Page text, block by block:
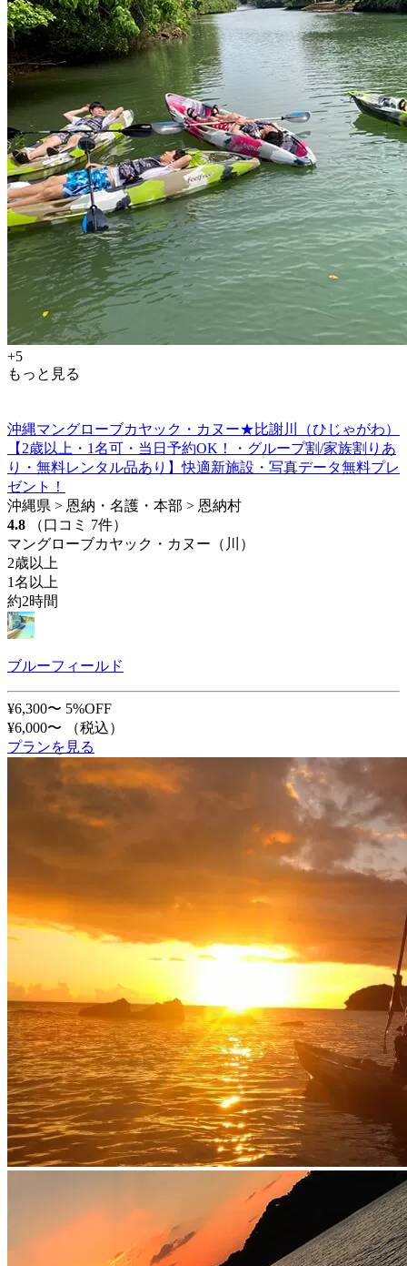
+5
もっと見る
沖縄マングローブカヤック・カヌー★比謝川（ひじゃがわ）
【2歳以上・1名可・当日予約OK！・グループ割/家族割りあ
り・無料レンタル品あり】快適新施設・写真データ無料プレ
ゼント！
沖縄県 > 恩納・名護・本部 > 恩納村
4.8
（口コミ 7件）
マングローブカヤック・カヌー（川）
2歳以上
1名以上
約2時間
ブルーフィールド
¥6,300〜 5%OFF
¥6,000〜
（税込）
プランを見る